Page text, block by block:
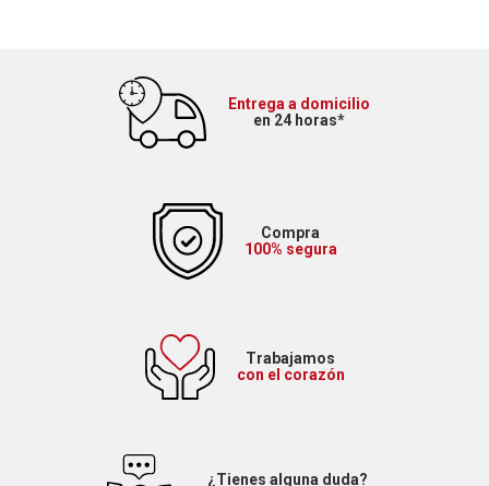
Entrega a domicilio
en 24 horas*
Compra
100% segura
Trabajamos
con el corazón
¿Tienes alguna duda?